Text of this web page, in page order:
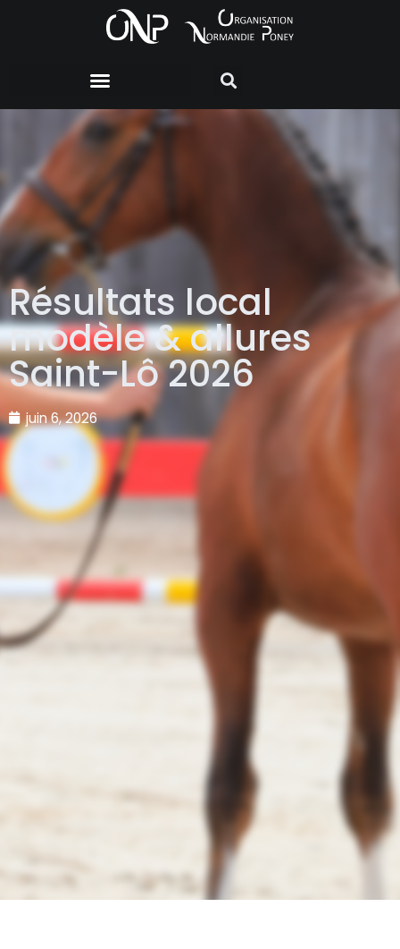
Résultats local
modèle & allures
Saint-Lô 2026
juin 6, 2026